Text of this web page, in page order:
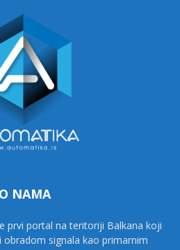
O NAMA
prvi portal na teritoriji Balkana koji
signala kao primarnim